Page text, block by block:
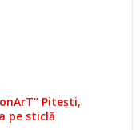
Pitești,
pe sticlă